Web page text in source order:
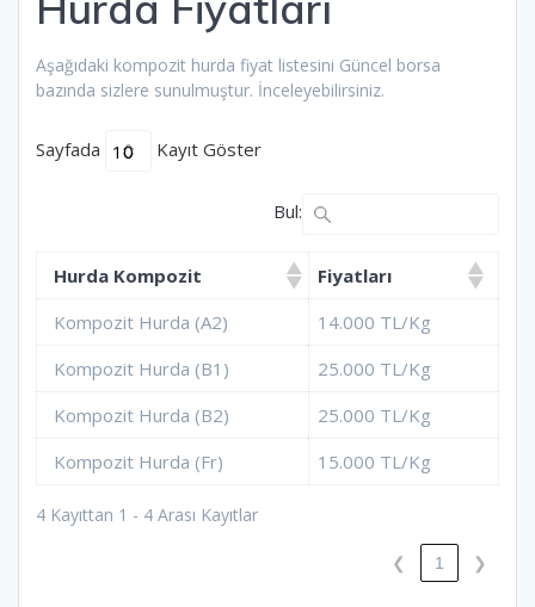
Aşağıdaki kompozit hurda fiyat listesini Güncel borsa
bazında sizlere sunulmuştur. İnceleyebilirsiniz.
Sayfada Kayıt Göster
Bul:
Hurda Kompozit
Fiyatları
Kompozit Hurda (A2)
14.000 TL/Kg
Kompozit Hurda (B1)
25.000 TL/Kg
Kompozit Hurda (B2)
25.000 TL/Kg
Kompozit Hurda (Fr)
15.000 TL/Kg
4 Kayıttan 1 - 4 Arası Kayıtlar
❮ 1 ❯